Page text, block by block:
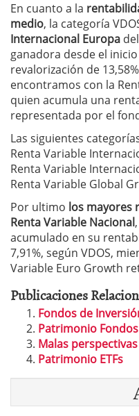
En cuanto a la
medio, la categoría
Internacional Europa
ganadora desde el
revalorización de
encontramos con la
quien acumula una
representada por el
Las siguientes
Renta Variable
Renta Variable
Renta Variable Global
Por ultimo los mayores
Renta Variable Nacional
acumulado en su
7,91%, según VDOS,
Variable Euro Growth
Publicaciones
Fondos de
Patrimonio
Malas
Patrimonio ETFs